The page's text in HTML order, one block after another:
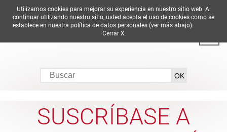
DE EN ES FR
SUSCRÍBASE A
Utilizamos cookies para mejorar su experiencia en nuestro sitio web. Al
continuar utilizando nuestro sitio, usted acepta el uso de cookies como se
establece en nuestra política de datos personales (ver más abajo).
Cerrar X